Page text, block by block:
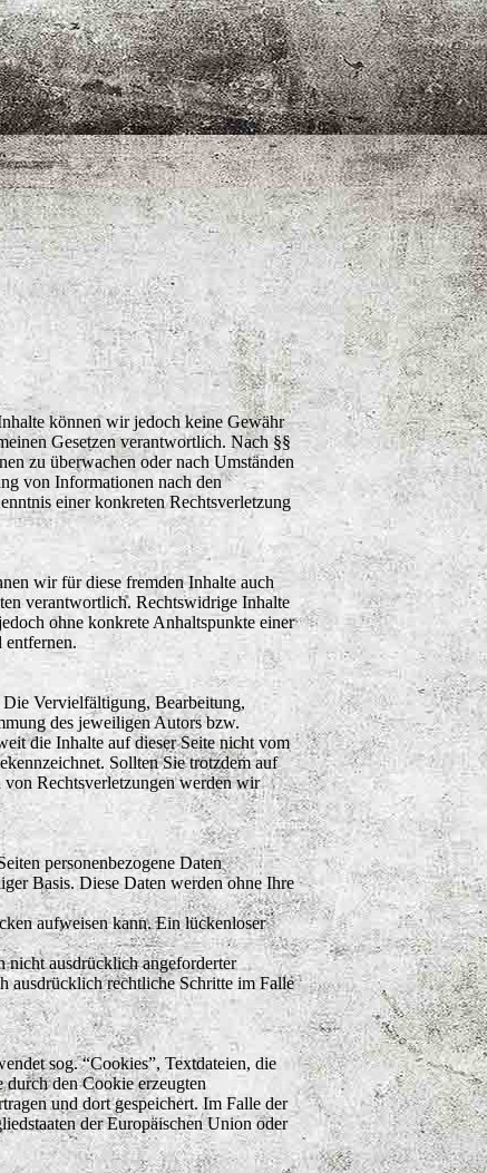
können wir jedoch keine Gewähr
Gesetzen verantwortlich. Nach §§
zu überwachen oder nach Umständen
von Informationen nach den
einer konkreten Rechtsverletzung
wir für diese fremden Inhalte auch
verantwortlich. Rechtswidrige Inhalte
ohne konkrete Anhaltspunkte einer
entfernen.
Die Vervielfältigung, Bearbeitung,
des jeweiligen Autors bzw.
die Inhalte auf dieser Seite nicht vom
Sollten Sie trotzdem auf
Rechtsverletzungen werden wir
personenbezogene Daten
Basis. Diese Daten werden ohne Ihre
aufweisen kann. Ein lückenloser
ausdrücklich angeforderter
ausdrücklich rechtliche Schritte im Falle
sog. “Cookies”, Textdateien, die
den Cookie erzeugten
und dort gespeichert. Im Falle der
der Europäischen Union oder